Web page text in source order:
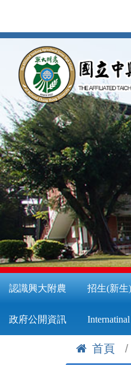
到
容
區
認識興大附農 招生(新生
政府公開資訊
首頁